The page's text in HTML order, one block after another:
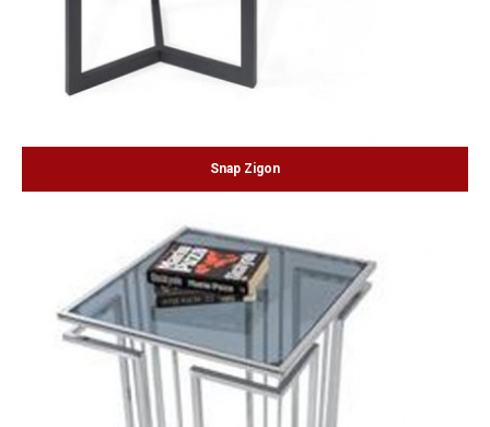
Snap Zigon